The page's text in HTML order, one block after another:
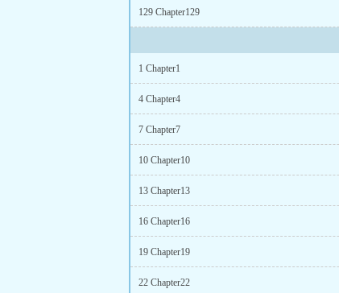
129 Chapter129
1 Chapter1
4 Chapter4
7 Chapter7
10 Chapter10
13 Chapter13
16 Chapter16
19 Chapter19
22 Chapter22